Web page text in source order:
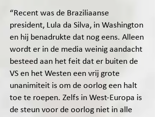
“Recent was de Braziliaanse
president, Lula da Silva, in Washington
en hij benadrukte dat nog eens. Alleen
wordt er in de media weinig aandacht
besteed aan het feit dat er buiten de
VS en het Westen een vrij grote
unanimiteit is om de oorlog een halt
toe te roepen. Zelfs in West-Europa is
de steun voor de oorlog niet in alle